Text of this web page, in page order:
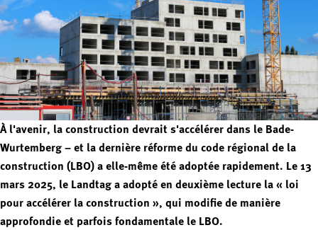
À l'avenir, la construction devrait s'accélérer dans le Bade-
Wurtemberg – et la dernière réforme du code régional de la
construction (LBO) a elle-même été adoptée rapidement. Le 13
mars 2025, le Landtag a adopté en deuxième lecture la « loi
pour accélérer la construction », qui modifie de manière
approfondie et parfois fondamentale le LBO.